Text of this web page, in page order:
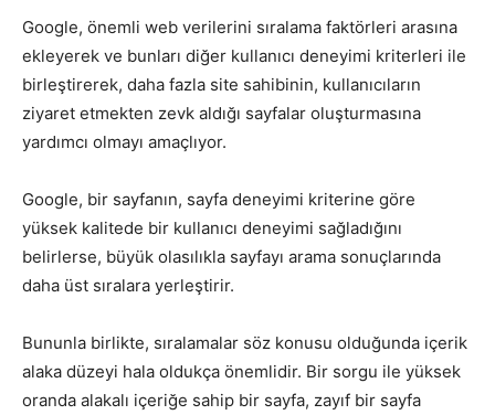
Google, önemli web verilerini sıralama faktörleri arasına
ekleyerek ve bunları diğer kullanıcı deneyimi kriterleri ile
birleştirerek, daha fazla site sahibinin, kullanıcıların
ziyaret etmekten zevk aldığı sayfalar oluşturmasına
yardımcı olmayı amaçlıyor.
Google, bir sayfanın, sayfa deneyimi kriterine göre
yüksek kalitede bir kullanıcı deneyimi sağladığını
belirlerse, büyük olasılıkla sayfayı arama sonuçlarında
daha üst sıralara yerleştirir.
Bununla birlikte, sıralamalar söz konusu olduğunda içerik
alaka düzeyi hala oldukça önemlidir. Bir sorgu ile yüksek
oranda alakalı içeriğe sahip bir sayfa, zayıf bir sayfa